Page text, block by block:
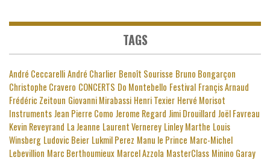
TAGS
André CeccarelliAndré Charlier Benoît Sourisse Bruno Bongarçon
Christophe Cravero CONCERTS Do Montebello Festival Françis Arnaud
Frédéric Zeitoun Giovanni Mirabassi Henri Texier Hervé Morisot
InstrumentsJean Pierre Como Jerome Regard Jimi Drouillard Joël Favreau
Kevin Reveyrand La Jeanne Laurent Vernerey Linley Marthe Louis
Winsberg Ludovic Beier Lukmil Perez Manu le Prince Marc-Michel
Lebevillion Marc Berthoumieux Marcel Azzola MasterClass Minino Garay